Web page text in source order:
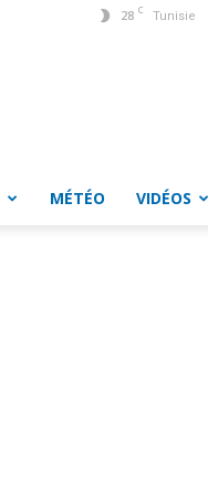
28 C Tunisie
MÉTÉO VIDÉOS